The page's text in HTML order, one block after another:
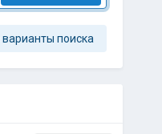
поиска